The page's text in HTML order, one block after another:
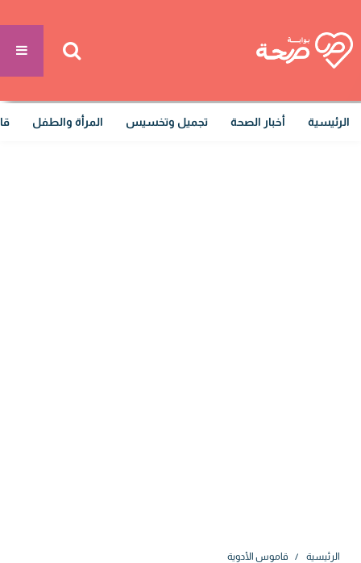
الرئيسية أخبار الصحة تجميل وتخسيس المرأة والطفل
الرئيسية قاموس الأدوية